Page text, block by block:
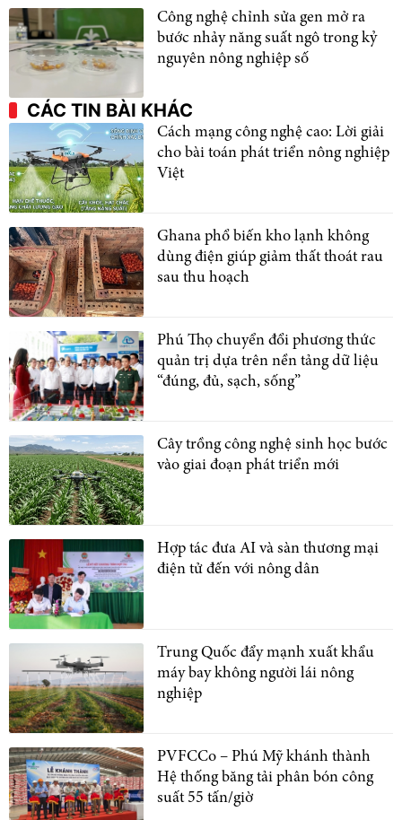
Công nghệ chỉnh sửa gen mở ra
bước nhảy năng suất ngô trong kỷ
nguyên nông nghiệp số
CÁC TIN BÀI KHÁC
Cách mạng công nghệ cao: Lời giải
cho bài toán phát triển nông nghiệp
Việt
Ghana phổ biến kho lạnh không
dùng điện giúp giảm thất thoát rau
sau thu hoạch
Phú Thọ chuyển đổi phương thức
quản trị dựa trên nền tảng dữ liệu
“đúng, đủ, sạch, sống”
Cây trồng công nghệ sinh học bước
vào giai đoạn phát triển mới
Hợp tác đưa AI và sàn thương mại
điện tử đến với nông dân
Trung Quốc đẩy mạnh xuất khẩu
máy bay không người lái nông
nghiệp
PVFCCo – Phú Mỹ khánh thành
Hệ thống băng tải phân bón công
suất 55 tấn/giờ